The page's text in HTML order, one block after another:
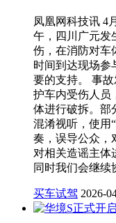
凤凰网科技讯 4
午，四川广元发
伤，在消防对车
时间到达现场参
要的支持。 事
护车内受伤人员
体进行破拆。部
混淆视听，使用
奏，误导公众，
对相关造谣主体
同时我们会继续
买车试驾 2026-